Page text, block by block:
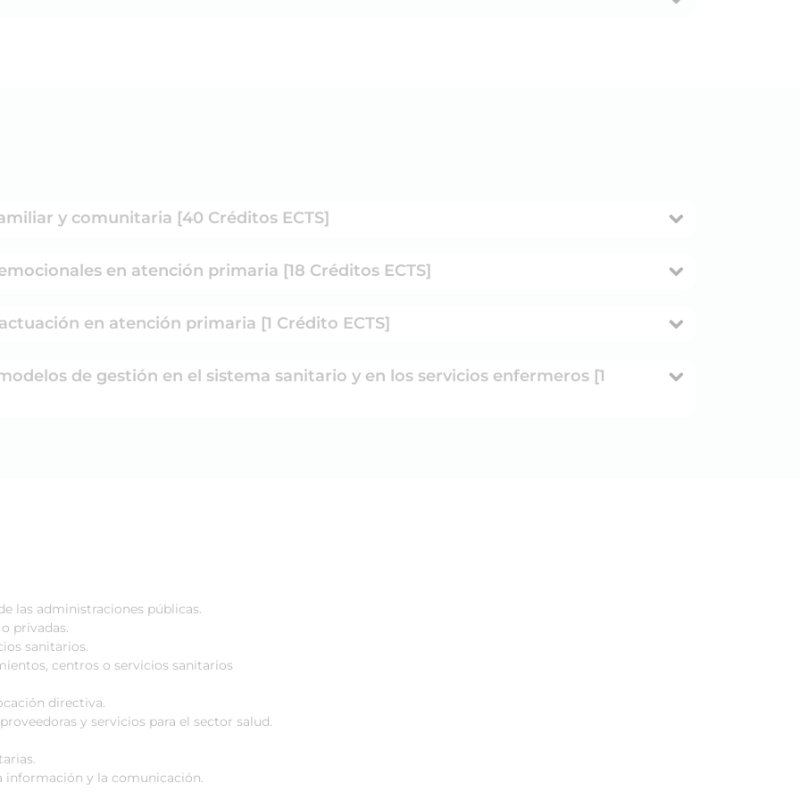
y comunitaria [40 Créditos ECTS]
en atención primaria [18 Créditos ECTS]
en atención primaria [1 Crédito ECTS]
de gestión en el sistema sanitario y en los servicios enfermeros [1
las administraciones públicas.
privadas.
sanitarios.
centros o servicios sanitarios
directiva.
y servicios para el sector salud.
información y la comunicación.